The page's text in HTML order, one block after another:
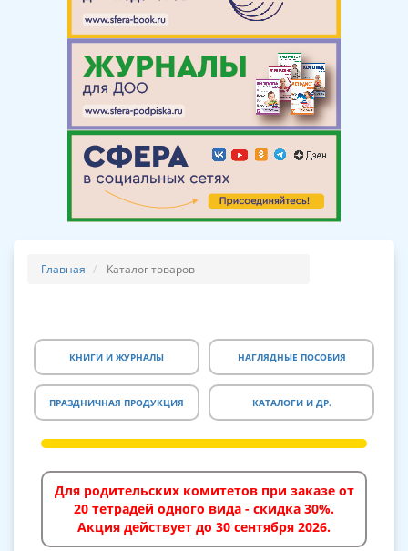
Главная Каталог товаров
КНИГИ И ЖУРНАЛЫ НАГЛЯДНЫЕ ПОСОБИЯ
ПРАЗДНИЧНАЯ ПРОДУКЦИЯ КАТАЛОГИ И ДР.
Для родительских комитетов при заказе от
20 тетрадей одного вида - скидка 30%.
Акция действует до 30 сентября 2026.